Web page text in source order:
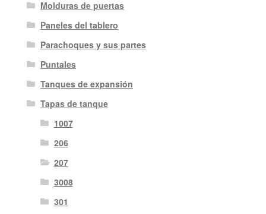
Molduras de puertas
Paneles del tablero
Parachoques y sus partes
Puntales
Tanques de expansión
Tapas de tanque
1007
206
207
3008
301